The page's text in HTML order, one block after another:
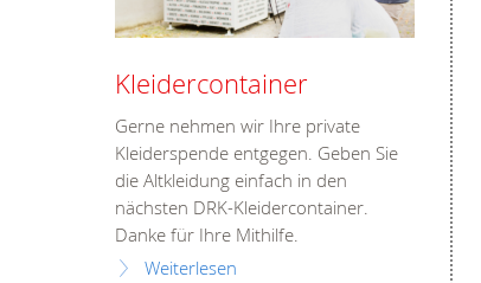
Kleidercontainer
Gerne nehmen wir Ihre private
Kleiderspende entgegen. Geben Sie
die Altkleidung einfach in den
nächsten DRK-Kleidercontainer.
Danke für Ihre Mithilfe.
Weiterlesen